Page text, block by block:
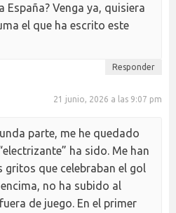
España? Venga ya, quisiera
el que ha escrito este
Responder
21 junio, 2026 a las 9:07 pm
parte, me he quedado
ha sido. Me han
gritos que celebraban el gol
no ha subido al
de juego. En el primer